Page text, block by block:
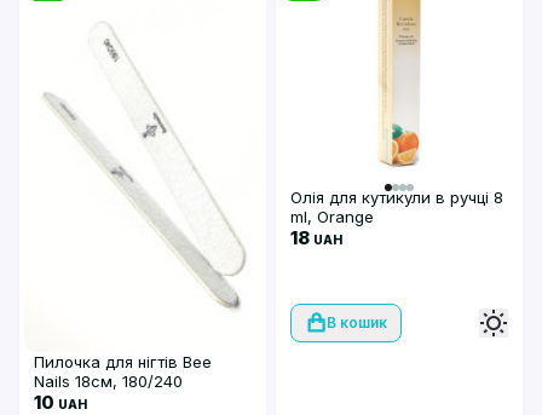
Пилочка для нігтів Bee
Nails 18см, 180/240
10 UAH
Олія для кутикули в ручці 8
ml, Orange
18 UAH
В кошик